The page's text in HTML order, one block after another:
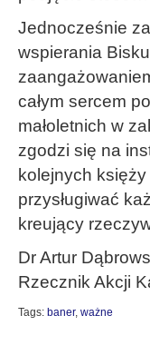
Jednocześnie
wspierania
całym sercem
małoletnich w
zgodzi się na
kolejnych
przysługiwać
kreujący
Dr Artur
Rzecznik Akcji
Tags: baner, ważne